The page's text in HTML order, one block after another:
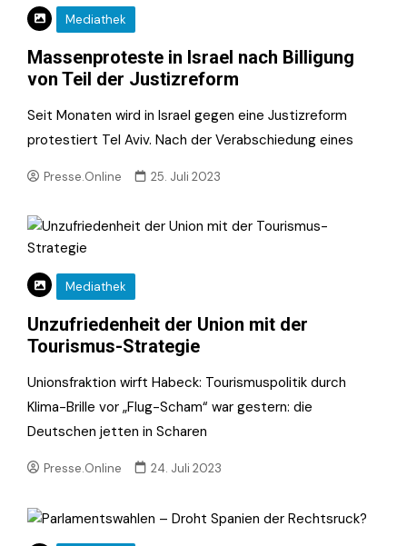
Mediathek
Massenproteste in Israel nach Billigung
von Teil der Justizreform
Seit Monaten wird in Israel gegen eine Justizreform
protestiert Tel Aviv. Nach der Verabschiedung eines
Presse.Online 25. Juli 2023
Mediathek
Unzufriedenheit der Union mit der
Tourismus-Strategie
Unionsfraktion wirft Habeck: Tourismuspolitik durch
Klima-Brille vor „Flug-Scham“ war gestern: die
Deutschen jetten in Scharen
Presse.Online 24. Juli 2023